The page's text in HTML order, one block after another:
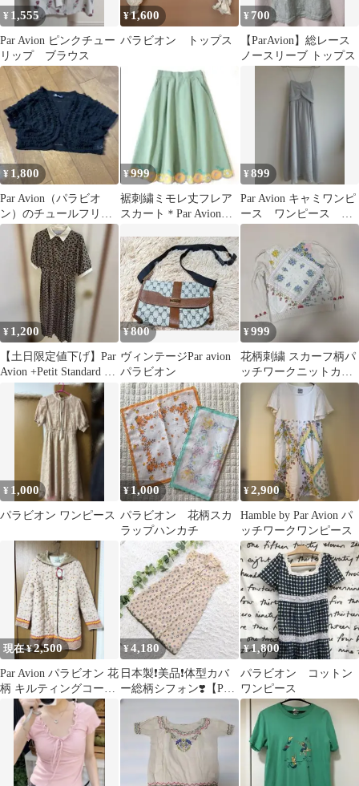
¥ 1,555
Par Avion ピンクチュー
リップ ブラウス
¥1,600
パラビオン トップス
¥ 700
【ParAvion】総レース
ノースリーブ トップス
¥ 1,800
Par Avion（パラビオ
ン）のチュールフリル
シアーボレロ
¥999
裾刺繍ミモレ丈フレア
スカート＊Par Avion＊
¥899
Par Avion キャミワンピ
ース ワンピース キ
レイめ GRL coca
¥ 1,200
【土日限定値下げ】Par
Avion +Petit Standard ワ
¥800
ヴィンテージPar avion
パラビオン
¥999
花柄刺繍 スカーフ柄パ
ッチワークニットカー
ディガン 長袖
¥ 1,000
パラビオン ワンピース
¥ 1,000
パラビオン 花柄スカ
ラップハンカチ
¥2,900
Hamble by Par Avion パ
ッチワークワンピース
現在 ¥2,500
Par Avion パラビオン 花
柄 キルティングコート
フードボア Y2K
¥4,180
日本製❗️美品❗️体型カバ
ー総柄シフォン❣️【Par
Avion】ワンピース
¥1,800
パラビオン コットン
ワンピース